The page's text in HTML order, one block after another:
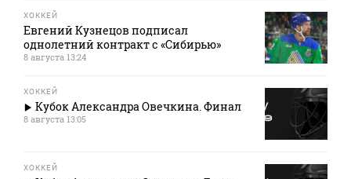
ХОККЕЙ
Евгений Кузнецов подписал
однолетний контракт с «Сибирью»
8 августа 13:24
ХОККЕЙ
Кубок Александра Овечкина. Финал
8 августа 13:05
ХОККЕЙ